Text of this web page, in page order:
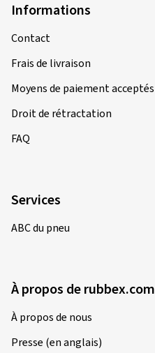
Informations
Contact
Frais de livraison
Moyens de paiement acceptés
Droit de rétractation
FAQ
Services
ABC du pneu
À propos de rubbex.com
À propos de nous
Presse (en anglais)